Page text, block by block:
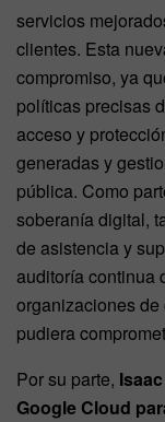
servicios
clientes. Esta
compromiso, ya
políticas precisas
acceso y
generadas y
pública. Como
soberanía digital,
de asistencia y
auditoría continua
organizaciones
pudiera
Por su parte,
Google Cloud